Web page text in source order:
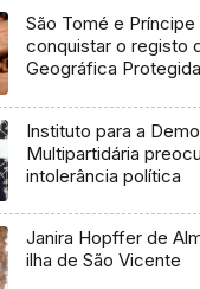
São Tomé e
conquistar o registo
Geográfica Protegida
Instituto para a
Multipartidária
intolerância política
Janira Hopffer de
ilha de São Vicente